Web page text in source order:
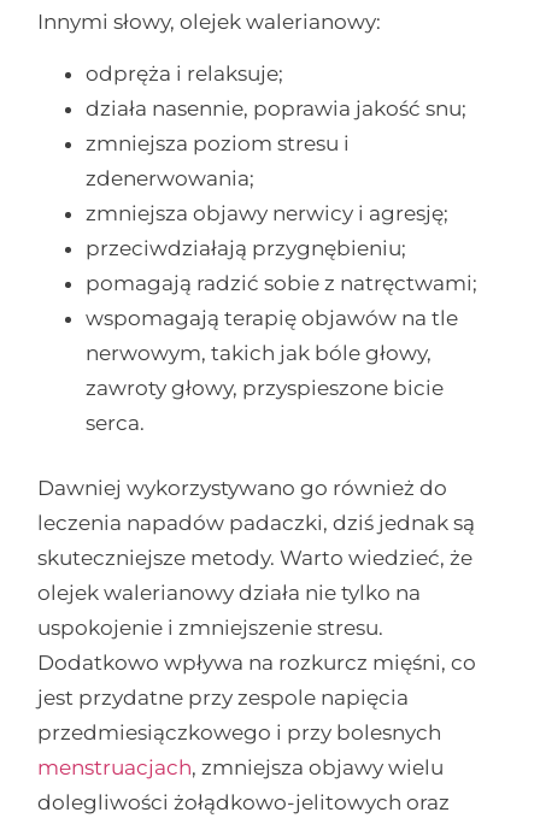
Innymi słowy, olejek walerianowy:
odpręża i relaksuje;
działa nasennie, poprawia jakość snu;
zmniejsza poziom stresu i
zdenerwowania;
zmniejsza objawy nerwicy i agresję;
przeciwdziałają przygnębieniu;
pomagają radzić sobie z natręctwami;
wspomagają terapię objawów na tle
nerwowym, takich jak bóle głowy,
zawroty głowy, przyspieszone bicie
serca.
Dawniej wykorzystywano go również do
leczenia napadów padaczki, dziś jednak są
skuteczniejsze metody. Warto wiedzieć, że
olejek walerianowy działa nie tylko na
uspokojenie i zmniejszenie stresu.
Dodatkowo wpływa na rozkurcz mięśni, co
jest przydatne przy zespole napięcia
przedmiesiączkowego i przy bolesnych
menstruacjach, zmniejsza objawy wielu
dolegliwości żołądkowo-jelitowych oraz